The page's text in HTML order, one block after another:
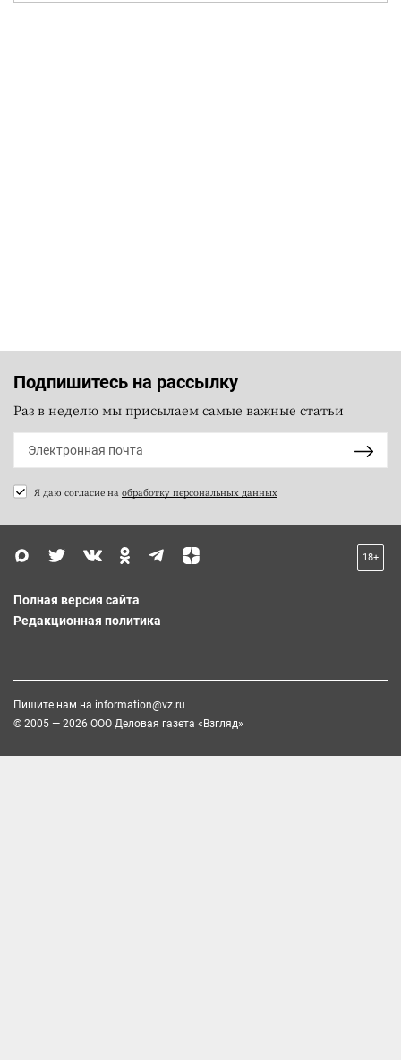
Подпишитесь на рассылку
Раз в неделю мы присылаем самые важные статьи
Я даю согласие на обработку персональных данных
18+
Полная версия сайта
Редакционная политика
Пишите нам на information@vz.ru
© 2005 — 2026 ООО Деловая газета «Взгляд»